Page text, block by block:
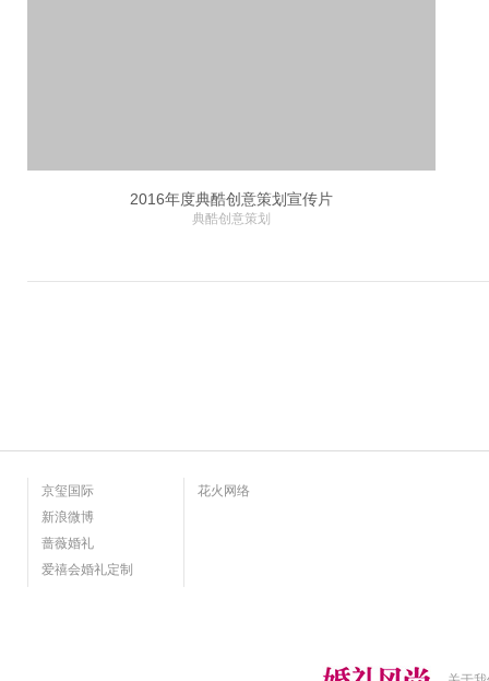
2016年度典酷创意策划宣传片
典酷创意策划
京玺国际
新浪微博
蔷薇婚礼
爱禧会婚礼定制
花火网络